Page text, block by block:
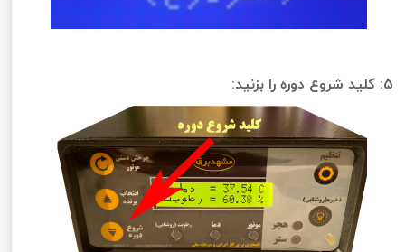
5: کلید شروع دوره را بزنید: